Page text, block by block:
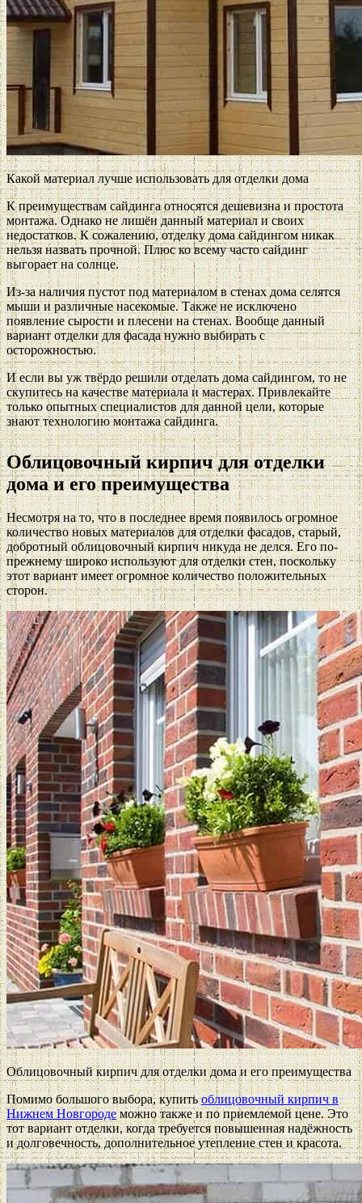
Какой материал лучше использовать для отделки дома
К преимуществам сайдинга относятся дешевизна и простота
монтажа. Однако не лишён данный материал и своих
недостатков. К сожалению, отделку дома сайдингом никак
нельзя назвать прочной. Плюс ко всему часто сайдинг
выгорает на солнце.
Из-за наличия пустот под материалом в стенах дома селятся
мыши и различные насекомые. Также не исключено
появление сырости и плесени на стенах. Вообще данный
вариант отделки для фасада нужно выбирать с
осторожностью.
И если вы уж твёрдо решили отделать дома сайдингом, то не
скупитесь на качестве материала и мастерах. Привлекайте
только опытных специалистов для данной цели, которые
знают технологию монтажа сайдинга.
Облицовочный кирпич для отделки
дома и его преимущества
Несмотря на то, что в последнее время появилось огромное
количество новых материалов для отделки фасадов, старый,
добротный облицовочный кирпич никуда не делся. Его по-
прежнему широко используют для отделки стен, поскольку
этот вариант имеет огромное количество положительных
сторон.
Облицовочный кирпич для отделки дома и его преимущества
Помимо большого выбора, купитьоблицовочный кирпич в
Нижнем Новгородеможно также и по приемлемой цене. Это
тот вариант отделки, когда требуется повышенная надёжность
и долговечность, дополнительное утепление стен и красота.